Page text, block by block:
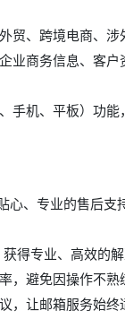
、跨境电商、涉
业商务信息、客
手机、平板）功
心、专业的售后支
得专业、高效的解
避免因操作不熟
，让邮箱服务始